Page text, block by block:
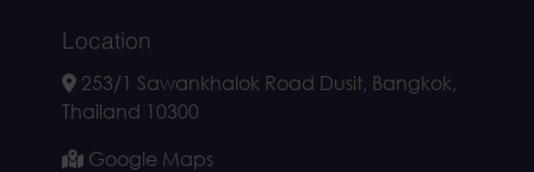
Location
253/1 Sawankhalok Road Dusit, Bangkok,
Thailand 10300
Google Maps